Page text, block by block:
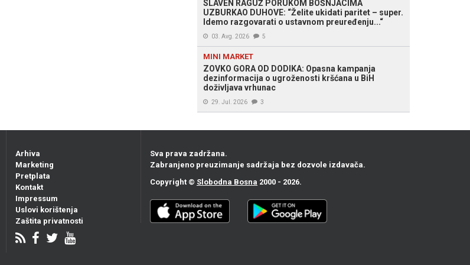
SLAVEN RAGUŽ PORUKOM BOŠNJACIMA
UZBURKAO DUHOVE: “Želite ukidati paritet – super.
Idemo razgovarati o ustavnom preuređenju...“
03. Avg. 2026 5
MINI MARKET
ZOVKO GORA OD DODIKA: Opasna kampanja
dezinformacija o ugroženosti kršćana u BiH
doživljava vrhunac
29. Jul. 2026 3
Arhiva
Marketing
Pretplata
Kontakt
Impressum
Uslovi korištenja
Zaštita privatnosti
Sva prava zadržana.
Zabranjeno preuzimanje sadržaja bez dozvole izdavača.
Copyright © Slobodna Bosna 2000 - 2026.